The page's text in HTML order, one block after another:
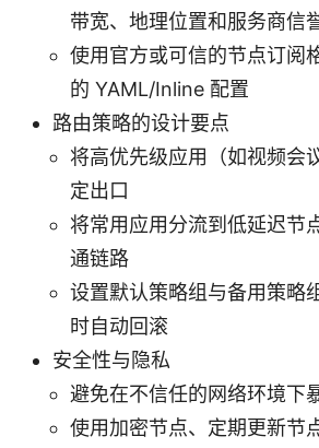
带宽、地理位置和服务商信
使用官方或可信的节点订阅
的 YAML/Inline 配置
路由策略的设计要点
将高优先级应用（如视频会
定出口
将常用应用分流到低延迟节
通链路
设置默认策略组与备用策略
时自动回滚
安全性与隐私
避免在不信任的网络环境下
使用加密节点、定期更新节